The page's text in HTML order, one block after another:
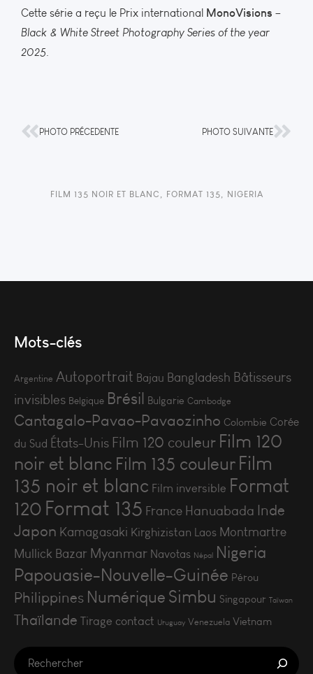
Cette série a reçu le Prix international MonoVisions –
Black & White Street Photography Series of the year
2025
PHOTO PRÉCEDENTE PHOTO SUIVANTE
FILM 135 NOIR ET BLANC FORMAT 135 NIGERIA
Mots-clés
Argentine Autoportrait Bajau Bangladesh Bâtisseurs
invisibles Belgique Brésil Bulgarie Cambodge
Cantagalo-Pavao-Pavaozinho Colombie Corée
du Sud États-Unis Film 120 couleur Film 120
noir et blanc Film 135 couleurFilm
135 noir et blanc Film inversible Format
120 Format 135 France Hanuabada Inde
Japon Kamagasaki Kirghizistan Laos Montmartre
Mullick Bazar Myanmar Navotas Népal Nigeria
Papouasie-Nouvelle-Guinée Pérou
Philippines Numérique Simbu Singapour Taïwan
Thaïlande Tirage contact Uruguay Venezuela Vietnam